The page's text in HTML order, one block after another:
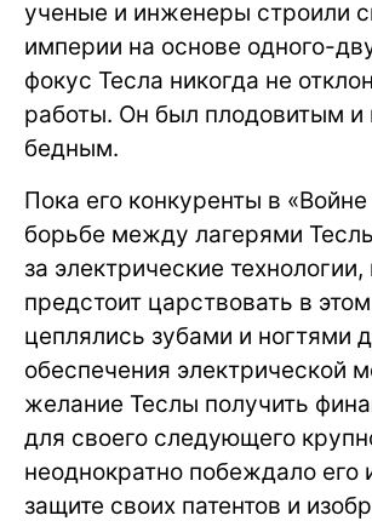
ученые и инженеры строили
империи на основе одного-
фокус Тесла никогда не
работы. Он был плодовитым
бедным.
Пока его конкуренты в
борьбе между лагерями
за электрические
предстоит царствовать в
цеплялись зубами и ногтями
обеспечения электрической
желание Теслы получить
для своего следующего
неоднократно побеждало его
защите своих патентов и